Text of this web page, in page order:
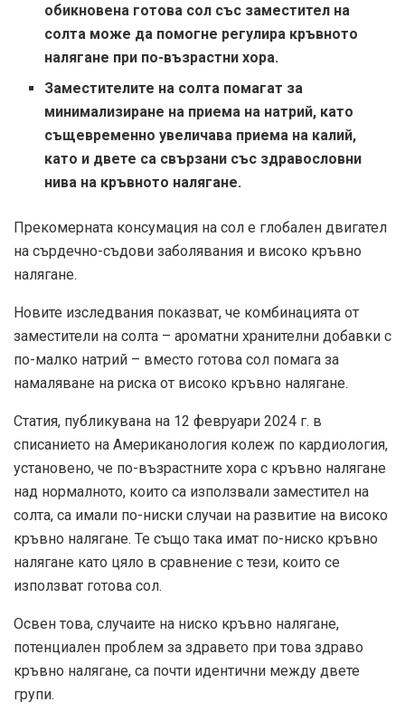
обикновена готова сол със заместител на
солта може да помогне регулира кръвното
налягане при по-възрастни хора.
Заместителите на солта помагат за
минимализиране на приема на натрий, като
същевременно увеличава приема на калий,
като и двете са свързани със здравословни
нива на кръвното налягане.
Прекомерната консумация на сол е глобален двигател
на сърдечно-съдови заболявания и високо кръвно
налягане.
Новите изследвания показват, че комбинацията от
заместители на солта – ароматни хранителни добавки с
по-малко натрий – вместо готова сол помага за
намаляване на риска от високо кръвно налягане.
Статия, публикувана на 12 февруари 2024 г. в
списанието на Американология колеж по кардиология,
установено, че по-възрастните хора с кръвно налягане
над нормалното, които са използвали заместител на
солта, са имали по-ниски случаи на развитие на високо
кръвно налягане. Те също така имат по-ниско кръвно
налягане като цяло в сравнение с тези, които се
използват готова сол.
Освен това, случаите на ниско кръвно налягане,
потенциален проблем за здравето при това здраво
кръвно налягане, са почти идентични между двете
групи.